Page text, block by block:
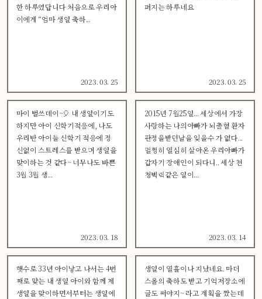
한 하루였답니다 처음으로 우리아
이에게 “엄마 생일 축하...
2023. 03. 25
퍼지는 하루네요
2023. 03. 25
마이 벌쓰데이~🎈 내 생일이기도
하지만 아이 신학기적응에, 나도
우리반 아이들 신학기 적응에 정
신없이 스트레스를 받으며 생일을
맞이하는 것 같다~ 너무나도 바쁜
3월 3월 생...
2023. 03. 18
2015년 7월25일... 세상에서 가장
사랑하는 나의아빠가 뇌출혈 환자
판정을받던날을 잊을수 가 없다...
멀쩡히 열심히 살아온 우리아빠가
갑자기 장애인이 되다니.. 세상 천
청벽력같은 일이...
2023. 03. 14
햇수로 33년 아이낳고 나서는 4번
째로 맞는 내 생일 아이와 함께 제
생일을 맞이하면서부터는 생일에
생일이 열흘이나 지났네요. 마더
스올의 축하도 받고 기억저장소에
글도 써야지~ 라고 계획을 짰는데